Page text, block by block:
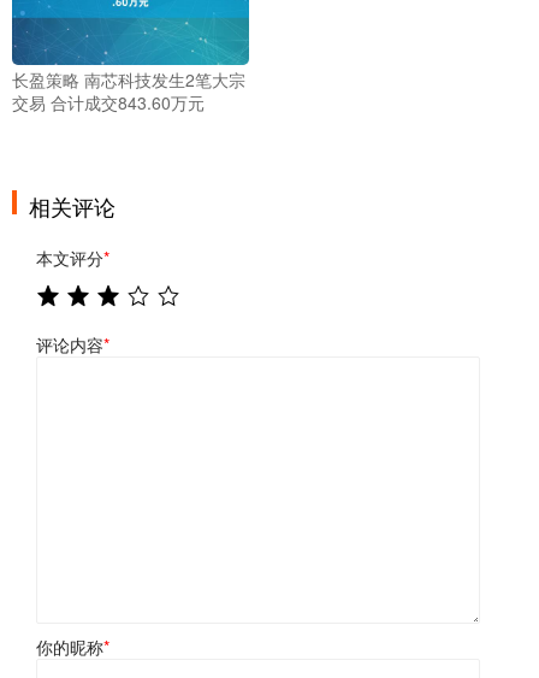
长盈策略 南芯科技发生2笔大宗
交易 合计成交843.60万元
相关评论
本文评分*
评论内容*
你的昵称*